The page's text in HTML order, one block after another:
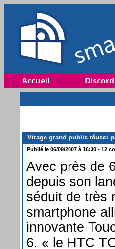
Accueil Discord
Virage grand public réussi
Publié le 06/09/2007 à 16:30 - 12
Avec près de
depuis son
séduit de très
smartphone
innovante
6. « le HTC